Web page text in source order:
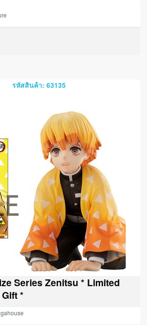
รหัสสินค้า: 63135
Series Zenitsu * Limited
*